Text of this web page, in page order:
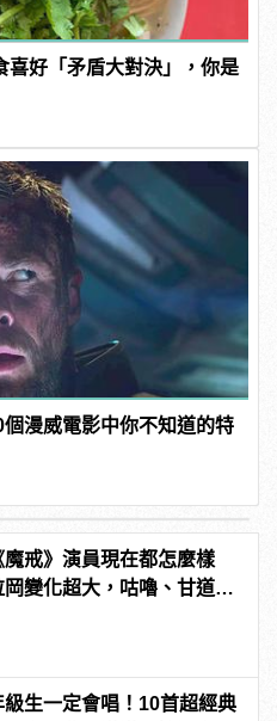
喜好「矛盾大對決」，你是
漫威電影中你不知道的特
魔戒》演員現在都怎麼樣
岡變化超大，咕嚕、甘道
級生一定會唱！10首超經典